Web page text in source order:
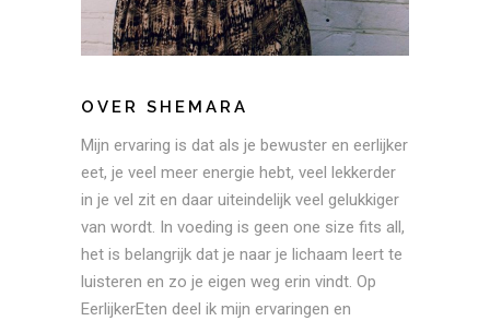
OVER SHEMARA
Mijn ervaring is dat als je bewuster en eerlijker
eet, je veel meer energie hebt, veel lekkerder
in je vel zit en daar uiteindelijk veel gelukkiger
van wordt. In voeding is geen one size fits all,
het is belangrijk dat je naar je lichaam leert te
luisteren en zo je eigen weg erin vindt. Op
EerlijkerEten deel ik mijn ervaringen en